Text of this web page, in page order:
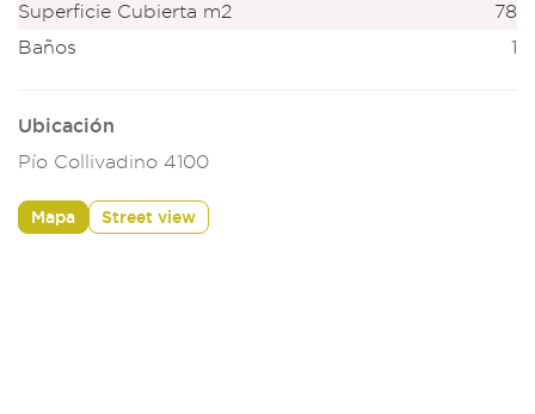
Superficie Cubierta m2
78
Baños
1
Ubicación
Pío Collivadino 4100
Mapa Street view